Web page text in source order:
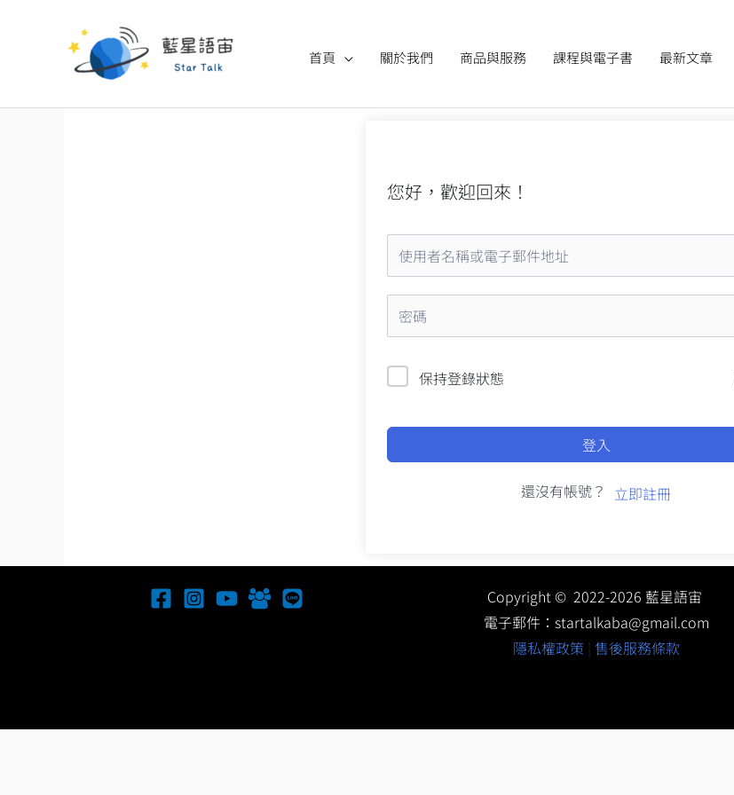
內
首頁 關於我們 商品與服務 課程與電子書 最新文章
您好，歡迎回來！
保持登錄狀態
登入
還沒有帳號？ 立即註冊
Copyright © 2022-2026 藍星語宙
電子郵件： startalkaba@gmail.com
隱私權政策| 售後服務條款